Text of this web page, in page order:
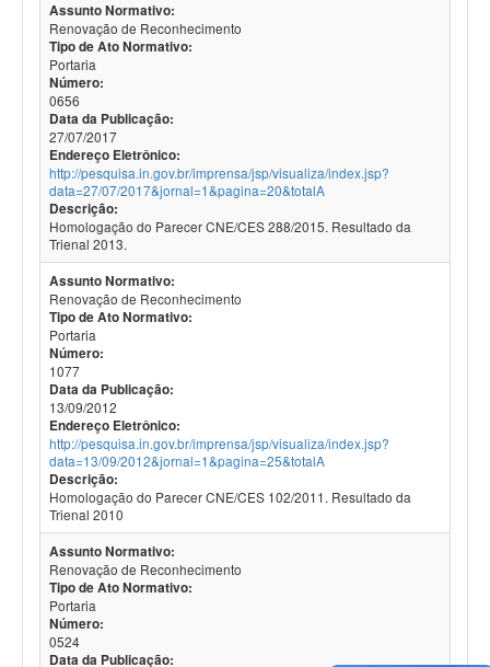
Assunto Normativo:
Renovação de Reconhecimento
Tipo de Ato Normativo:
Portaria
Número:
0656
Data da Publicação:
27/07/2017
Endereço Eletrônico:
http://pesquisa.in.gov.br/imprensa/jsp/visualiza/index.jsp?
data=27/07/2017&jornal=1&pagina=20&totalA
Descrição:
Homologação do Parecer CNE/CES 288/2015. Resultado da
Trienal 2013.
Assunto Normativo:
Renovação de Reconhecimento
Tipo de Ato Normativo:
Portaria
Número:
1077
Data da Publicação:
13/09/2012
Endereço Eletrônico:
http://pesquisa.in.gov.br/imprensa/jsp/visualiza/index.jsp?
data=13/09/2012&jornal=1&pagina=25&totalA
Descrição:
Homologação do Parecer CNE/CES 102/2011. Resultado da
Trienal 2010
Assunto Normativo:
Renovação de Reconhecimento
Tipo de Ato Normativo:
Portaria
Número:
0524
Data da Publicação: